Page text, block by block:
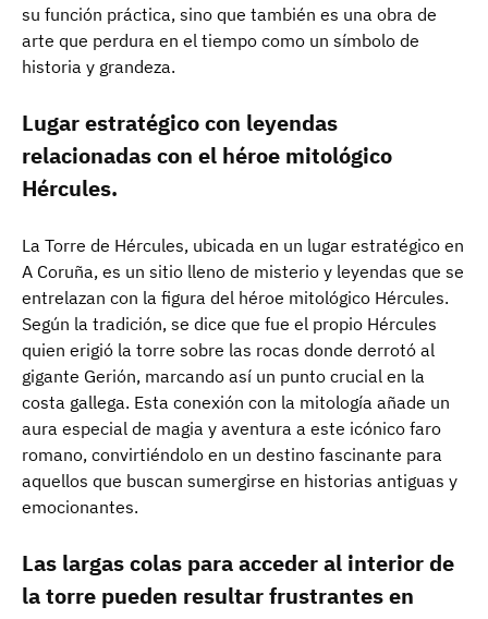
su función práctica, sino que también es una obra de
arte que perdura en el tiempo como un símbolo de
historia y grandeza.
Lugar estratégico con leyendas
relacionadas con el héroe mitológico
Hércules.
La Torre de Hércules, ubicada en un lugar estratégico en
A Coruña, es un sitio lleno de misterio y leyendas que se
entrelazan con la figura del héroe mitológico Hércules.
Según la tradición, se dice que fue el propio Hércules
quien erigió la torre sobre las rocas donde derrotó al
gigante Gerión, marcando así un punto crucial en la
costa gallega. Esta conexión con la mitología añade un
aura especial de magia y aventura a este icónico faro
romano, convirtiéndolo en un destino fascinante para
aquellos que buscan sumergirse en historias antiguas y
emocionantes.
Las largas colas para acceder al interior de
la torre pueden resultar frustrantes en